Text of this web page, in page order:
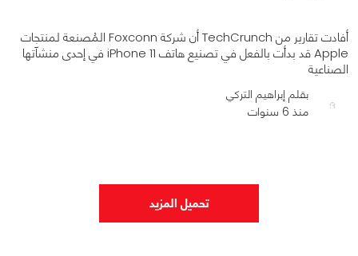
1582
أفادت تقارير من TechCrunch أن شركة Foxconn المُصنعة لمنتجات
Apple قد بدأت بالفعل في تصنيع هاتف iPhone 11 في إحدى منشآتها
الصناعية
بقلم إبراهيم التركي
منذ 6 سنوات
تحميل المزيد